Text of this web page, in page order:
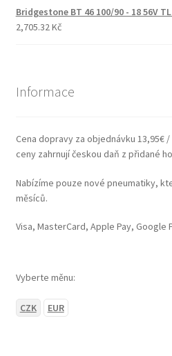
Bridgestone BT 46 100/90 - 18 56V
2,705.32 Kč
Informace
Cena dopravy za objednávku 13,95€ /
ceny zahrnují českou daň z přidané
Nabízíme pouze nové pneumatiky,
měsíců.
Visa, MasterCard, Apple Pay, Google
Vyberte měnu:
CZK EUR